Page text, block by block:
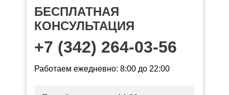
БЕСПЛАТНАЯ
КОНСУЛЬТАЦИЯ
+7 (342) 264-03-56
Работаем ежедневно: 8:00 до 22:00